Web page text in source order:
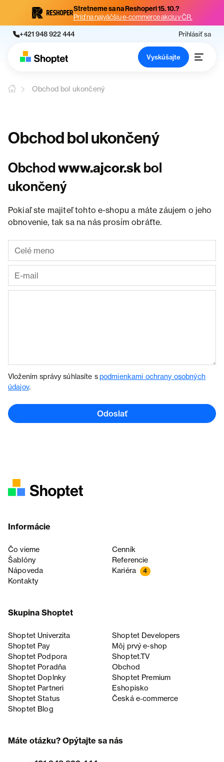
Stretneme sa na Reshoperi 15. 10.?
Príď na najväčšiu e-commerce akciu v ČR.
+421 948 922 444 Prihlásiť sa
Vyskúšajte
Obchod bol ukončený
Obchod bol ukončený
Obchodwww.ajcor.skbol
ukončený
Pokiaľ ste majiteľ tohto e-shopu a máte záujem o jeho
obnovenie, tak sa na nás prosím obráťte.
Vložením správy súhlasíte spodmienkami ochrany osobných
údajov.
Odoslať
Informácie
Čo vieme
Cenník
Šablóny
Referencie
Nápoveda
Kariéra 4
Kontakty
Skupina Shoptet
Shoptet Univerzita
Shoptet Developers
Shoptet Pay
Môj prvý e-shop
Shoptet Podpora
Shoptet.TV
Shoptet Poradňa
Obchod
Shoptet Doplnky
Shoptet Premium
Shoptet Partneri
Eshopisko
Shoptet Status
Česká e‑commerce
Shoptet Blog
Máte otázku? Opýtajte sa nás